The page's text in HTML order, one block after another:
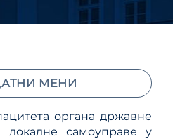
органа државне
локалне самоуправе у
МЕНИ